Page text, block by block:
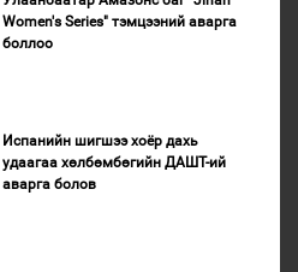
Women's Series" тэмцээний аварга
боллоо
Испанийн шигшээ хоёр дахь
удаагаа хөлбөмбөгийн ДАШТ-ий
аварга болов